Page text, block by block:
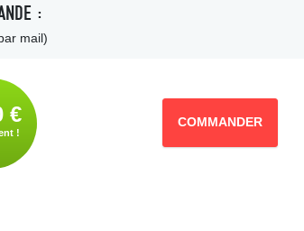
:
mail)
€
!
COMMANDER